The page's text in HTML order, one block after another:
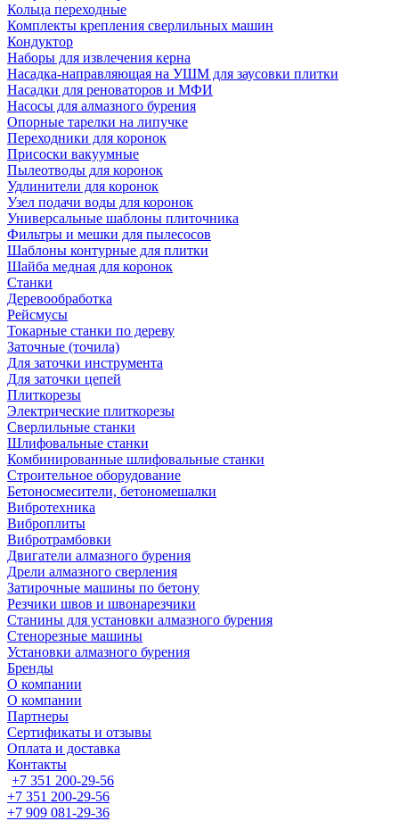
Кольца переходные
Комплекты крепления сверлильных машин
Кондуктор
Наборы для извлечения керна
Насадка-направляющая на УШМ для заусовки плитки
Насадки для реноваторов и МФИ
Насосы для алмазного бурения
Опорные тарелки на липучке
Переходники для коронок
Присоски вакуумные
Пылеотводы для коронок
Удлинители для коронок
Узел подачи воды для коронок
Универсальные шаблоны плиточника
Фильтры и мешки для пылесосов
Шаблоны контурные для плитки
Шайба медная для коронок
Станки
Деревообработка
Рейсмусы
Токарные станки по дереву
Заточные (точила)
Для заточки инструмента
Для заточки цепей
Плиткорезы
Электрические плиткорезы
Сверлильные станки
Шлифовальные станки
Комбинированные шлифовальные станки
Строительное оборудование
Бетоносмесители, бетономешалки
Вибротехника
Виброплиты
Вибротрамбовки
Двигатели алмазного бурения
Дрели алмазного сверления
Затирочные машины по бетону
Резчики швов и швонарезчики
Станины для установки алмазного бурения
Стенорезные машины
Установки алмазного бурения
Бренды
О компании
О компании
Партнеры
Cертификаты и отзывы
Оплата и доставка
Контакты
+7 351 200-29-56
+7 351 200-29-56
+7 909 081-29-36